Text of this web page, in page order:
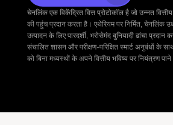
चेनलिंक एक विकेंद्रित वित्त प्रोटोकॉल है जो उन्नत
की पहुंच प्रदान करता है। एथेरियम पर निर्मित, चेनलिंक
उत्पादन के लिए पारदर्शी, भरोसेमंद बुनियादी ढांचा प्रदान
संचालित शासन और परीक्षण-परिक्षित स्मार्ट अनुबंधों के
को बिना मध्यस्थों के अपने वित्तीय भविष्य पर नियंत्रण पाने